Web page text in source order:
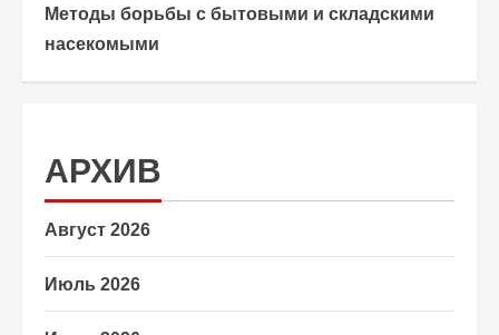
Методы борьбы с бытовыми и складскими
насекомыми
АРХИВ
Август 2026
Июль 2026